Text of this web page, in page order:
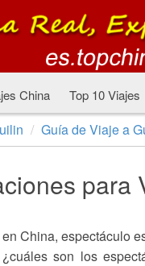
China Top 10 Viajes
Guía de Viaje a
para
China, espectáculo
son los